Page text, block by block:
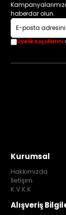
haberdar olun.
Üyelik koşullarını
Kurumsal
Hakkımızda
İletişim
K.V.K.K
Alışveriş